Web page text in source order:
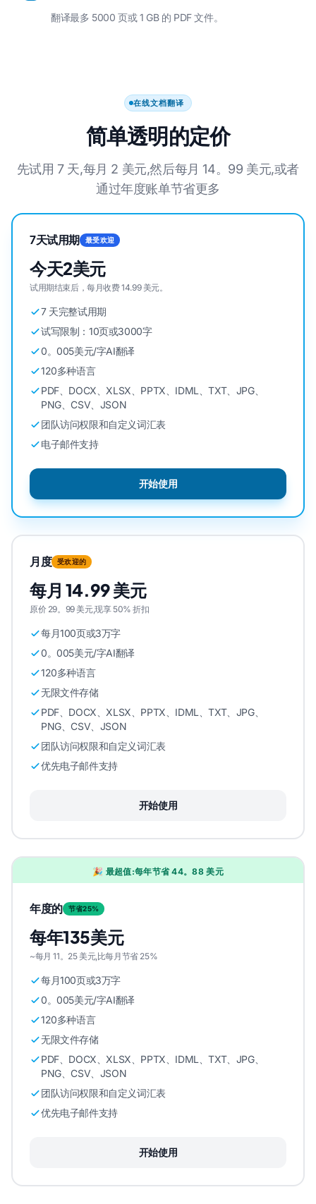
翻译最多 5000 页或 1 GB 的 PDF 文件。
在线文档翻译
简单透明的定价
先试用 7 天,每月 2 美元,然后每月 14。99 美元,或者
通过年度账单节省更多
7天试用期 最受欢迎
今天2美元
试用期结束后，每月收费 14.99 美元。
7 天完整试用期
试写限制：10页或3000字
0。005美元/字AI翻译
120多种语言
PDF、DOCX、XLSX、PPTX、IDML、TXT、JPG、
PNG、CSV、JSON
团队访问权限和自定义词汇表
电子邮件支持
开始使用
月度 受欢迎的
每月 14.99 美元
原价 29。99 美元,现享 50% 折扣
每月100页或3万字
0。005美元/字AI翻译
120多种语言
无限文件存储
PDF、DOCX、XLSX、PPTX、IDML、TXT、JPG、
PNG、CSV、JSON
团队访问权限和自定义词汇表
优先电子邮件支持
开始使用
🎉 最超值:每年节省 44。88 美元
年度的 节省25%
每年135美元
~每月 11。25 美元,比每月节省 25%
每月100页或3万字
0。005美元/字AI翻译
120多种语言
无限文件存储
PDF、DOCX、XLSX、PPTX、IDML、TXT、JPG、
PNG、CSV、JSON
团队访问权限和自定义词汇表
优先电子邮件支持
开始使用